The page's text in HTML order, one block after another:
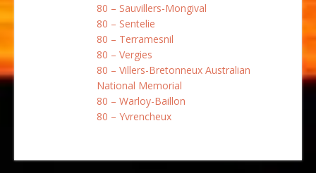
80 – Sauvillers-Mongival
80 – Sentelie
80 – Terramesnil
80 – Vergies
80 – Villers-Bretonneux Australian
National Memorial
80 – Warloy-Baillon
80 – Yvrencheux